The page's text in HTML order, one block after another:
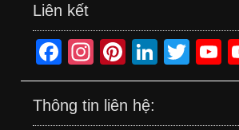
Liên kết
F
a
c
In
st
a
Pi
nt
er
Li
n
T
wi
Y
o
Thông tin liên hệ: